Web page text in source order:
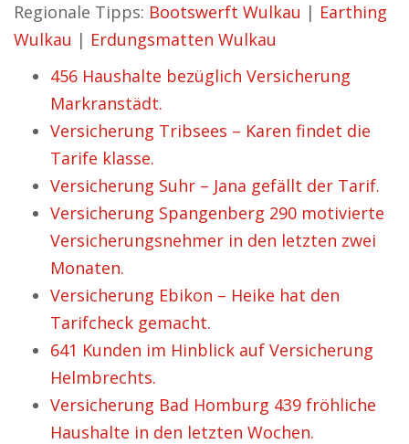
Regionale Tipps: Bootswerft Wulkau | Earthing
Wulkau | Erdungsmatten Wulkau
456 Haushalte bezüglich Versicherung
Markranstädt.
Versicherung Tribsees – Karen findet die
Tarife klasse.
Versicherung Suhr – Jana gefällt der Tarif.
Versicherung Spangenberg 290 motivierte
Versicherungsnehmer in den letzten zwei
Monaten.
Versicherung Ebikon – Heike hat den
Tarifcheck gemacht.
641 Kunden im Hinblick auf Versicherung
Helmbrechts.
Versicherung Bad Homburg 439 fröhliche
Haushalte in den letzten Wochen.